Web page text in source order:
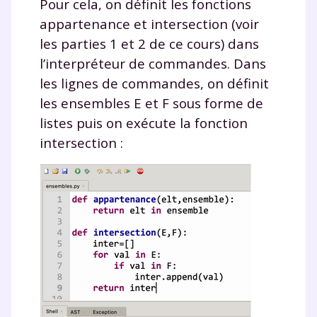
Pour cela, on définit les fonctions
appartenance et intersection (voir
les parties 1 et 2 de ce cours) dans
l’interpréteur de commandes. Dans
les lignes de commandes, on définit
les ensembles E et F sous forme de
listes puis on exécute la fonction
intersection :
Testez gratuitement
pendant 24h notre
plateforme de soutien
scolaire !
Fiches de cours et vidéos,exercices
corrigés,podcasts de révisions
Unespace dédié aux parents
suivre les progrès
Tout le programme scolaire du CP à
la Terminale
Des profs expérimentés disponibles
à la demande par tchat, audio ou